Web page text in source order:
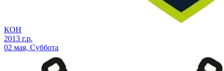
КОН
2013 г.р.
02 мая, Суббота